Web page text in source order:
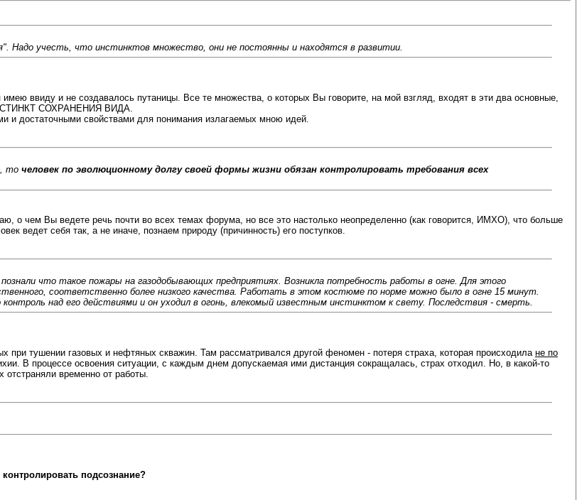
учесть, что инстинктов множество, они не постоянны и находятся в развитии.
ввиду и не создавалось путаницы. Все те множества, о которых Вы говорите, на мой взгляд, входят в эти два основные,
СОХРАНЕНИЯ ВИДА.
и достаточными свойствами для понимания излагаемых мною идей.
то человек по эволюционному долгу своей формы жизни обязан контролировать требования всех
о чем Вы ведете речь почти во всех темах форума, но все это настолько неопределенно (как говорится, ИМХО), что больше
ведет себя так, а не иначе, познаем природу (причинность) его поступков.
что такое пожары на газодобывающих предприятиях. Возникла потребность работы в огне. Для этого
соответственно более низкого качества. Работать в этом костюме по норме можно было в огне 15 минут.
контроль над его действиями и он уходил в огонь, влекомый известным инстинктом к свету. Последствия - смерть.
тушении газовых и нефтяных скважин. Там рассматривался другой феномен - потеря страха, которая происходила не по
В процессе освоения ситуации, с каждым днем допускаемая ими дистанция сокращалась, страх отходил. Но, в какой-то
отстраняли временно от работы.
контролировать подсознание?